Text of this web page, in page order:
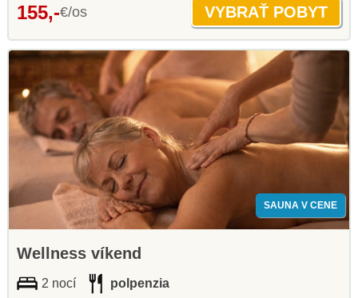
155,-€/os
SAUNA V CENE
Wellness víkend
2 nocí polpenzia